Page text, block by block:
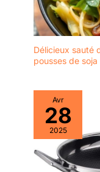
Délicieux sauté
pousses de soja
Avr
28
2025